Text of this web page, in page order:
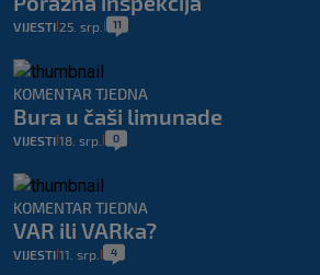
VIJESTI 25. srp. 11
KOMENTAR TJEDNA
Bura u čaši limunade
VIJESTI 18. srp. 0
KOMENTAR TJEDNA
VAR ili VARka?
VIJESTI 11. srp. 4